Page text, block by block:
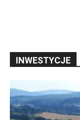
INWESTYCJE